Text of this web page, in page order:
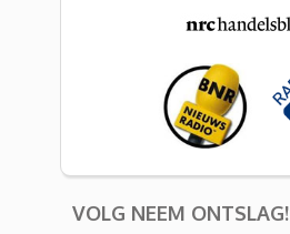
VOLG NEEM ONTSLAG!